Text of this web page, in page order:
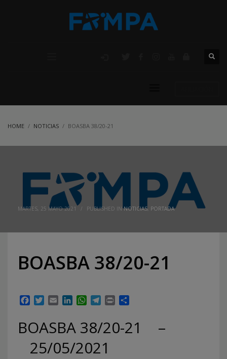
HOME NOTICIAS BOASBA 38/20-21
MARTES, 25 MAYO 2021 / PUBLISHED INNOTICIAS PORTADA
BOASBA 38/20-21
Facebook
TwitterEmailLinkedInWhatsApp
Telegram
Print
BOASBA 38/20-21 –
25/05/2021